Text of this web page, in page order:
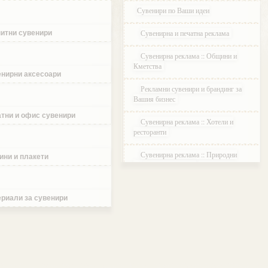
сувенири
аксесоари
и офис сувенири
и плакети
за сувенири
Сувенири по Ваши идеи
Сувенирна и печатна реклама
Сувенирна реклама :: Общини и
Кметства
Рекламни сувенири и брандинг за
Вашия бизнес
Сувенирна реклама :: Хотели и
ресторанти
Сувенирна реклама :: Природни
паркове и Резервати